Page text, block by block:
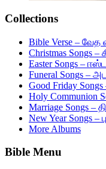
Collections
Bible Verse –
Christmas Songs
Easter Songs –
Funeral Songs
Good Friday
Holy Communion
Marriage Songs –
New Year Songs –
More Albums
Bible Menu